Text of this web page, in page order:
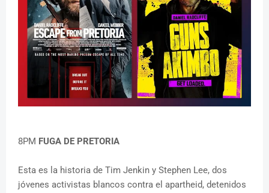
8PM FUGA DE PRETORIA
Esta es la historia de Tim Jenkin y Stephen Lee, dos
jóvenes activistas blancos contra el apartheid, detenidos